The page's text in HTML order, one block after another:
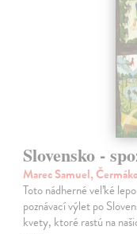
Slovensko -
Marec Samuel,
Toto nádherné veľké
poznávací výlet po
kvety, ktoré rastú na